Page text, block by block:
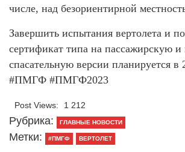
числе, над безориентирной
Завершить испытания вертолета и
сертификат типа на пассажирскую и
спасательную версии планируется в
#ПМГФ #ПМГФ2023
Post Views: 1 212
Рубрика: ГЛАВНЫЕ НОВОСТИ
Метки: #ПМГФ ВЕРТОЛЕТ